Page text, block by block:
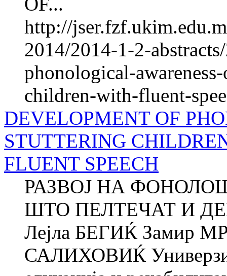
http://
2014/2014-1-2-
phonological-
children-with-fluent-
DEVELOPMENT OF
STUTTERING
FLUENT SPEECH
РАЗВОЈ НА
ШТО ПЕЛТЕЧАТ И
Лејла БЕГИЌ Замир
САЛИХОВИЌ